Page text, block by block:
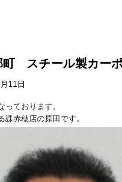
町 スチール製カー
11日
っております。
課赤穂店の原田です。